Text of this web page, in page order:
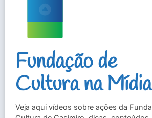
Fundação de
Cultura na Mídia
Veja aqui vídeos sobre ações da